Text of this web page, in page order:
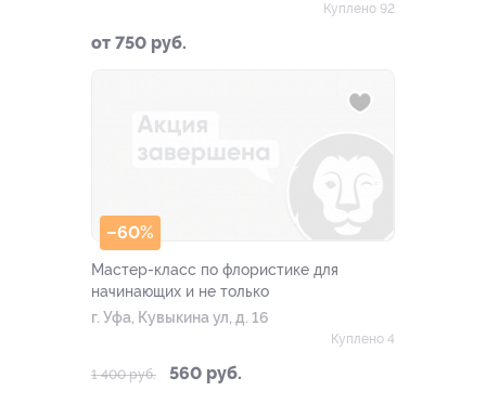
от 750 руб.
Куплено 92
–60%
Мастер-класс по флористике для
начинающих и не только
г. Уфа, Кувыкина ул, д. 16
1 400 руб. 560 руб.
Куплено 4